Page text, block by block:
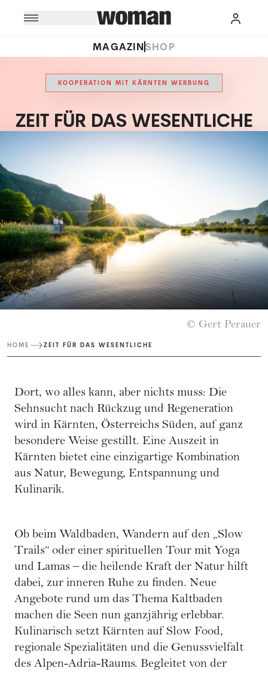
MAGAZINSHOP
KOOPERATION MIT KÄRNTEN WERBUNG
ZEIT FÜR DAS WESENTLICHE
© Gert Perauer
HOME ZEIT FÜR DAS WESENTLICHE
Dort, wo alles kann, aber nichts muss: Die
Sehnsucht nach Rückzug und Regeneration
wird in Kärnten, Österreichs Süden, auf ganz
besondere Weise gestillt. Eine Auszeit in
Kärnten bietet eine einzigartige Kombination
aus Natur, Bewegung, Entspannung und
Kulinarik.
Ob beim Waldbaden, Wandern auf den „Slow
Trails“ oder einer spirituellen Tour mit Yoga
und Lamas – die heilende Kraft der Natur hilft
dabei, zur inneren Ruhe zu finden. Neue
Angebote rund um das Thema Kaltbaden
machen die Seen nun ganzjährig erlebbar.
Kulinarisch setzt Kärnten auf Slow Food,
regionale Spezialitäten und die Genussvielfalt
des Alpen-Adria-Raums. Begleitet von der